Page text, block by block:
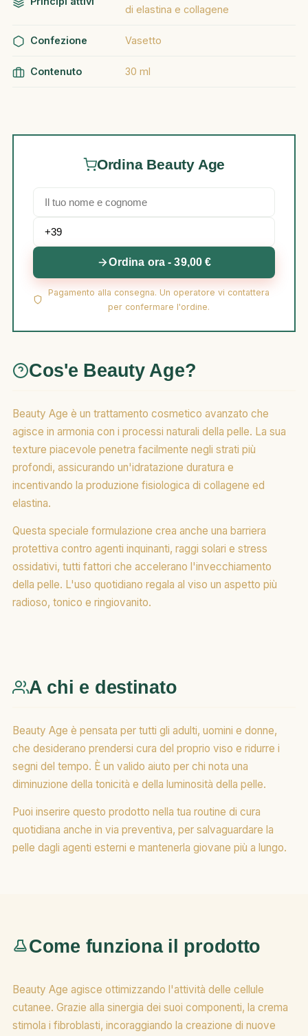
di elastina e collagene
Confezione Vasetto
Contenuto 30 ml
Ordina Beauty Age
Ordina ora - 39,00 €
Pagamento alla consegna. Un operatore vi contattera
per confermare l'ordine.
Cos'e Beauty Age?
Beauty Age è un trattamento cosmetico avanzato che
agisce in armonia con i processi naturali della pelle. La sua
texture piacevole penetra facilmente negli strati più
profondi, assicurando un'idratazione duratura e
incentivando la produzione fisiologica di collagene ed
elastina.
Questa speciale formulazione crea anche una barriera
protettiva contro agenti inquinanti, raggi solari e stress
ossidativi, tutti fattori che accelerano l'invecchiamento
della pelle. L'uso quotidiano regala al viso un aspetto più
radioso, tonico e ringiovanito.
A chi e destinato
Beauty Age è pensata per tutti gli adulti, uomini e donne,
che desiderano prendersi cura del proprio viso e ridurre i
segni del tempo. È un valido aiuto per chi nota una
diminuzione della tonicità e della luminosità della pelle.
Puoi inserire questo prodotto nella tua routine di cura
quotidiana anche in via preventiva, per salvaguardare la
pelle dagli agenti esterni e mantenerla giovane più a lungo.
Come funziona il prodotto
Beauty Age agisce ottimizzando l'attività delle cellule
cutanee. Grazie alla sinergia dei suoi componenti, la crema
stimola i fibroblasti, incoraggiando la creazione di nuove